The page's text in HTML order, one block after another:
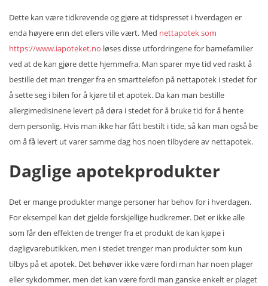
Dette kan være tidkrevende og gjøre at tidspresset i hverdagen er
enda høyere enn det ellers ville vært. Med nettapotek som
https://www.iapoteket.no løses disse utfordringene for barnefamilier
ved at de kan gjøre dette hjemmefra. Man sparer mye tid ved raskt å
bestille det man trenger fra en smarttelefon på nettapotek i stedet for
å sette seg i bilen for å kjøre til et apotek. Da kan man bestille
allergimedisinene levert på døra i stedet for å bruke tid for å hente
dem personlig. Hvis man ikke har fått bestilt i tide, så kan man også be
om å få levert ut varer samme dag hos noen tilbydere av nettapotek.
Daglige apotekprodukter
Det er mange produkter mange personer har behov for i hverdagen.
For eksempel kan det gjelde forskjellige hudkremer. Det er ikke alle
som får den effekten de trenger fra et produkt de kan kjøpe i
dagligvarebutikken, men i stedet trenger man produkter som kun
tilbys på et apotek. Det behøver ikke være fordi man har noen plager
eller sykdommer, men det kan være fordi man ganske enkelt er plaget